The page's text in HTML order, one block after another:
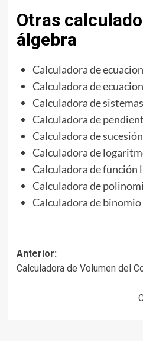
Otras
álgebra
Calculadora de
Calculadora de
Calculadora de
Calculadora de
Calculadora de
Calculadora de
Calculadora de función
Calculadora de
Calculadora de
Navegación
de
Anterior:
Calculadora de Volumen del